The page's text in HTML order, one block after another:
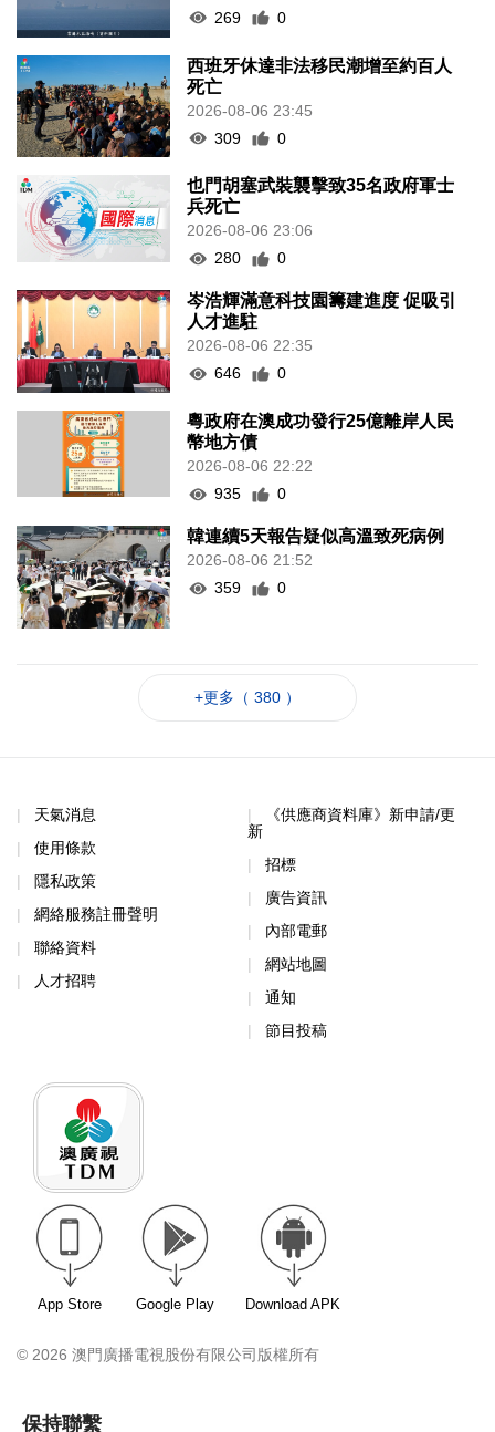
269
0
西班牙休達非法移民潮增至約百人
死亡
2026-08-06 23:45
309
0
也門胡塞武裝襲擊致35名政府軍士
兵死亡
2026-08-06 23:06
280
0
岑浩輝滿意科技園籌建進度 促吸引
人才進駐
2026-08-06 22:35
646
0
粵政府在澳成功發行25億離岸人民
幣地方債
2026-08-06 22:22
935
0
韓連續5天報告疑似高溫致死病例
2026-08-06 21:52
359
0
+更多（ 380 ）
天氣消息
使用條款
隱私政策
網絡服務註冊聲明
聯絡資料
人才招聘
《供應商資料庫》新申請/更
新
招標
廣告資訊
內部電郵
網站地圖
通知
節目投稿
App Store Google Play Download APK
© 2026 澳門廣播電視股份有限公司版權所有
保持聯繫